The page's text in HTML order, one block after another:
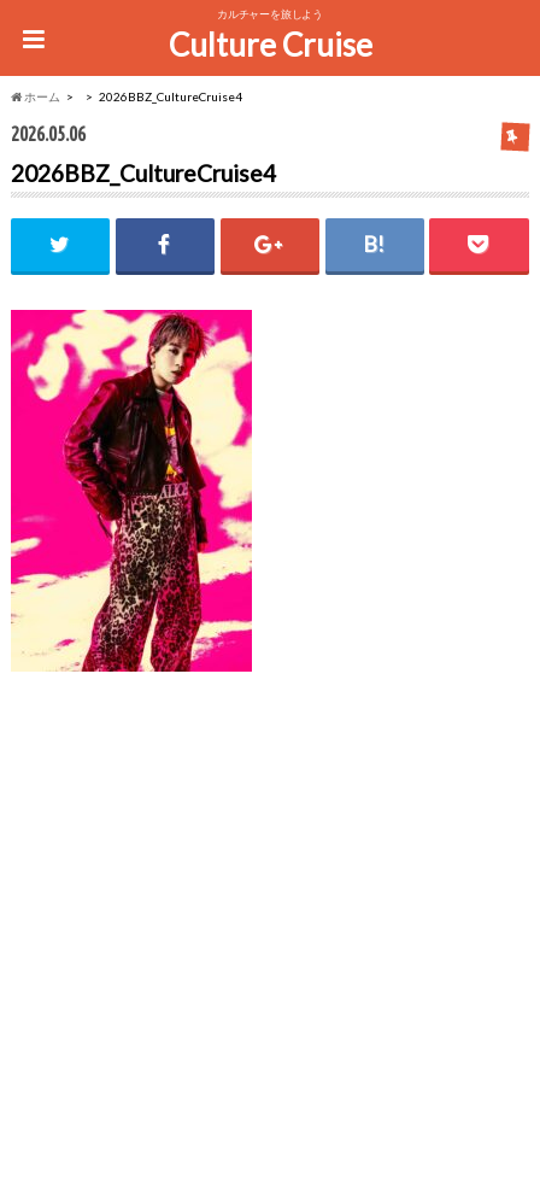
カルチャーを旅しよう
Culture Cruise
ホーム 2026BBZ_CultureCruise4
2026.05.06
2026BBZ_CultureCruise4